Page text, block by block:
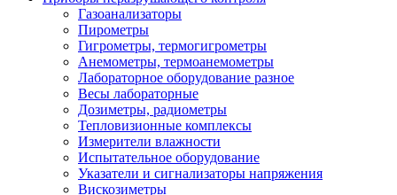
Газоанализаторы
Пирометры
Гигрометры, термогигрометры
Анемометры, термоанемометры
Лабораторное оборудование разное
Весы лабораторные
Дозиметры, радиометры
Тепловизионные комплексы
Измерители влажности
Испытательное оборудование
Указатели и сигнализаторы напряжения
Вискозиметры